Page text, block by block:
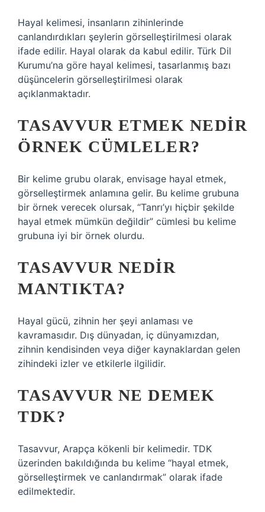
Hayal kelimesi, insanların zihinlerinde
canlandırdıkları şeylerin görselleştirilmesi olarak
ifade edilir. Hayal olarak da kabul edilir. Türk Dil
Kurumu’na göre hayal kelimesi, tasarlanmış bazı
düşüncelerin görselleştirilmesi olarak
açıklanmaktadır.
TASAVVUR ETMEK NEDIR
ÖRNEK CÜMLELER?
Bir kelime grubu olarak, envisage hayal etmek,
görselleştirmek anlamına gelir. Bu kelime grubuna
bir örnek verecek olursak, “Tanrı’yı ​​hiçbir şekilde
hayal etmek mümkün değildir” cümlesi bu kelime
grubuna iyi bir örnek olurdu.
TASAVVUR NEDIR
MANTIKTA?
Hayal gücü, zihnin her şeyi anlaması ve
kavramasıdır. Dış dünyadan, iç dünyamızdan,
zihnin kendisinden veya diğer kaynaklardan gelen
zihindeki izler ve etkilerle ilgilidir.
TASAVVUR NE DEMEK
TDK?
Tasavvur, Arapça kökenli bir kelimedir. TDK
üzerinden bakıldığında bu kelime “hayal etmek,
görselleştirmek ve canlandırmak” olarak ifade
edilmektedir.